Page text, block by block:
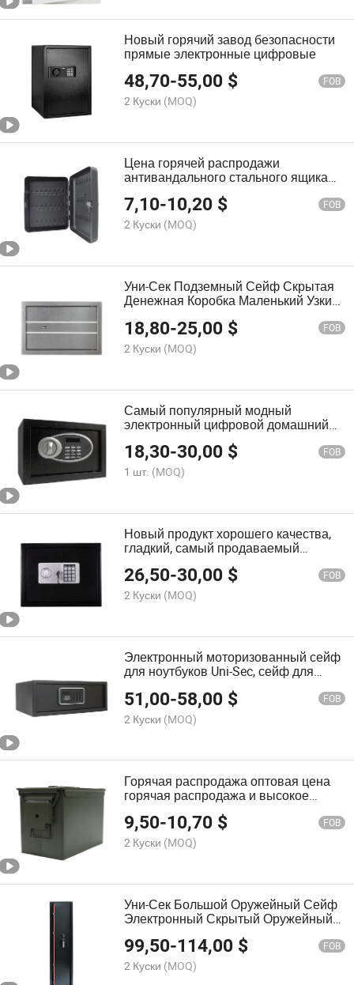
Новый горячий завод безопасности
прямые электронные цифровые
48,70-55,00 $ FOB
2 Куски (MOQ)
Цена горячей распродажи
антивандального стального ящика
для ключей для дома и офиса
высокого качества
7,10-10,20 $ FOB
2 Куски (MOQ)
Уни-Сек Подземный Сейф Скрытая
Денежная Коробка Маленький Узкий
18,80-25,00 $ FOB
2 Куски (MOQ)
Самый популярный модный
электронный цифровой домашний
сейф с одобрением CE/ISO и
сертификатом CE (USE-200EB)
18,30-30,00 $ FOB
1 шт. (MOQ)
Новый продукт хорошего качества,
гладкий, самый продаваемый
косметический электронный
цифровой домашний сейф с
сертификатом CE для горячих
продаж (USE-300EH)
26,50-30,00 $ FOB
2 Куски (MOQ)
Электронный моторизованный сейф
для ноутбуков Uni-Sec, сейф для
отелей с сертификатом CE (USS-
1950EYT)
51,00-58,00 $ FOB
2 Куски (MOQ)
Горячая распродажа оптовая цена
горячая распродажа и высокое
качество самые продаваемые
электронные цифровые домашние
сейфы для патронов
профессиональное предложение
9,50-10,70 $ FOB
2 Куски (MOQ)
Уни-Сек Большой Оружейный Сейф
Электронный Скрытый Оружейный
Сейф для Винтовки Оптовая
Продажа в Китае (USG-1535MG6)
99,50-114,00 $ FOB
2 Куски (MOQ)